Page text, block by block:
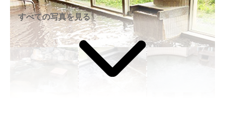
すべての写真を見る